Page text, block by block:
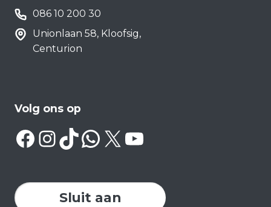
086 10 200 30
Unionlaan 58, Kloofsig,
Centurion
Volg ons op
Facebook
Instagram
TikTok
WhatsApp
X YouTube
Sluit aan